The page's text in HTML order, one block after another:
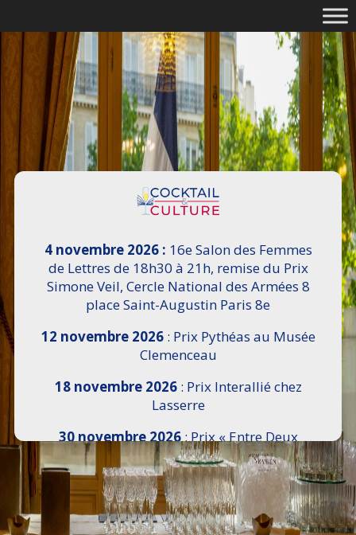
4 novembre 2026 : 16e Salon des Femmes
de Lettres de 18h30 à 21h, remise du Prix
Simone Veil, Cercle National des Armées 8
place Saint-Augustin Paris 8e
12 novembre 2026: Prix Pythéas au Musée
Clemenceau
18 novembre 2026: Prix Interallié chez
Lasserre
30 novembre 2026: Prix « Entre Deux
Rives » I Scemi Astutti au Sénat
7 décembre 2026 :16e Salon de l’Histoire de
18h30 à 21h, remise du Prix du Guesclin,
Cercle National des Armées 8 place Saint-